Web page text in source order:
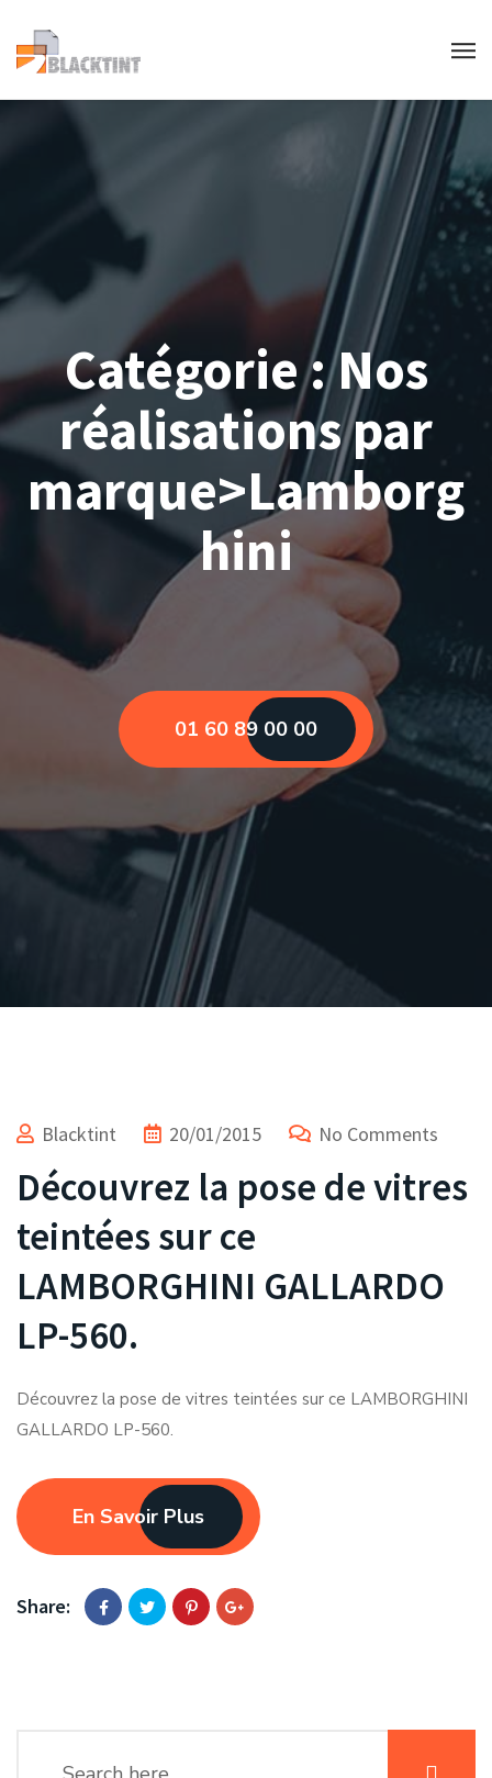
Catégorie :Nos
réalisations par
marque>Lamborg
hini
01 60 89 00 00
Blacktint 20/01/2015 No Comments
Découvrez la pose de vitres
teintées sur ce
LAMBORGHINI GALLARDO
LP-560.
Découvrez la pose de vitres teintées sur ce LAMBORGHINI
GALLARDO LP-560.
En Savoir Plus
Share: